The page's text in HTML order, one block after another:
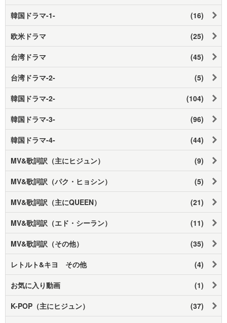
韓国ドラマ-1- (16)
欧米ドラマ (25)
台湾ドラマ (45)
台湾ドラマ-2- (5)
韓国ドラマ-2- (104)
韓国ドラマ-3- (96)
韓国ドラマ-4- (44)
MV&歌詞訳（主にヒジュン） (9)
MV&歌詞訳（パク・ヒョシン） (5)
MV&歌詞訳（主にQUEEN） (21)
MV&歌詞訳（エド・シーラン） (11)
MV&歌詞訳（その他） (35)
レトルト&キヨ その他 (4)
お気に入り動画 (1)
K-POP（主にヒジュン） (37)